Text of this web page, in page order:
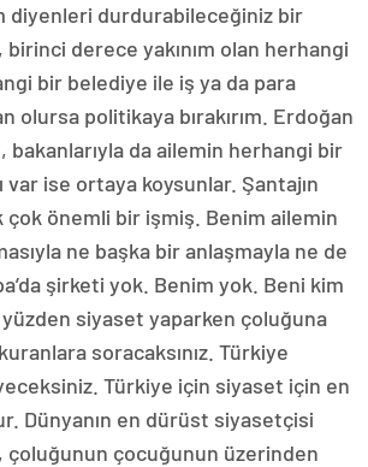
diyenleri durdurabileceğiniz bir
derece yakınım olan herhangi
bir belediye ile iş ya da para
olursa politikaya bırakırım. Erdoğan
da ailemin herhangi bir
var ise ortaya koysunlar. Şantajın
çok önemli bir işmiş. Benim ailemin
ne başka bir anlaşmayla ne de
şirketi yok. Benim yok. Beni kim
siyaset yaparken çoluğuna
soracaksınız. Türkiye
Türkiye için siyaset için en
Dünyanın en dürüst siyasetçisi
çoluğunun çocuğunun üzerinden